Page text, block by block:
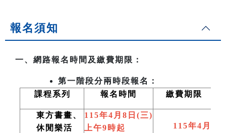
報名須知
一、網路報名時間及繳費期限：
第一階段分兩時段報名：
課程系列
報名時間 繳費期限
東方書畫、
休閒樂活
115年4月8日(三)
上午9時起
115年4月